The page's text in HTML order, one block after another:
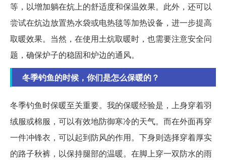
等，以增加躺在炕上的舒适度和保温效果。此外，还可以
尝试在炕边放置热水袋或电热毯等加热设备，进一步提高
取暖效果。当然，在使用土炕取暖时，也需要注意安全问
题，确保炉子的稳固和炉边的通风。
冬季钓鱼的时候，你们是怎么保暖的？
冬季钓鱼时保暖至关重要。我的保暖经验是，上身穿着羽
绒服或棉服，可以有效地防御寒冷的天气。而在外面再穿
一件冲锋衣，可以起到防风的作用。下身则选择穿着厚实
的路子秋裤，以保持腿部的温暖。在脚上穿一双防水的雨